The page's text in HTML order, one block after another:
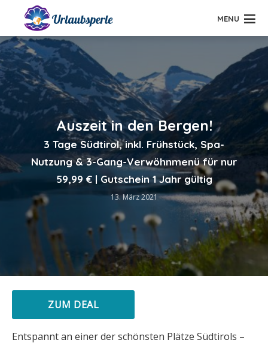
MENU
Auszeit in den Bergen!
3 Tage Südtirol, inkl. Frühstück, Spa-
Nutzung & 3-Gang-Verwöhnmenü für nur
59,99 € | Gutschein 1 Jahr gültig
13. März 2021
ZUM DEAL
Entspannt an einer der schönsten Plätze Südtirols –